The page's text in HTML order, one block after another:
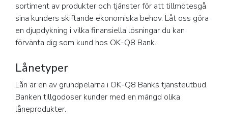
sortiment av produkter och tjänster för att tillmötesgå
sina kunders skiftande ekonomiska behov. Låt oss göra
en djupdykning i vilka finansiella lösningar du kan
förvänta dig som kund hos OK-Q8 Bank.
Lånetyper
Lån är en av grundpelarna i OK-Q8 Banks tjänsteutbud.
Banken tillgodoser kunder med en mängd olika
låneprodukter.